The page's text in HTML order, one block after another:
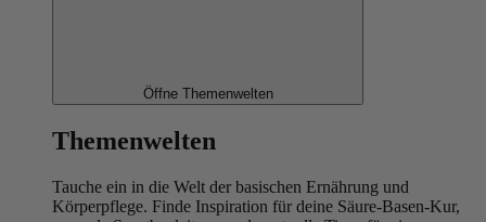
Öffne Themenwelten
Themenwelten
Tauche ein in die Welt der basischen Ernährung und
Körperpflege. Finde Inspiration für deine Säure-Basen-Kur,